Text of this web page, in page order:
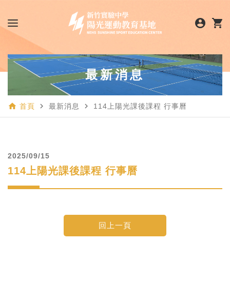
account_circle shopping_cart
n_banner.png)
最新消息
home 首頁 navigate_next 最新消息 navigate_next 114上陽光課後課程 行事曆
2025/09/15
114上陽光課後課程 行事曆